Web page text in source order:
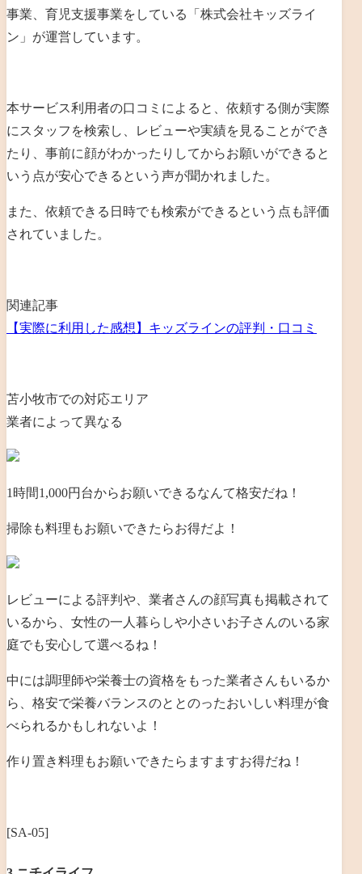
事業、育児支援事業を している「 株式会社キッズライ
ン 」が運営しています。
本サービス利用者の口コミによると、依頼する側が実際
にスタッフを検索し、レビューや実績を見ることができ
たり、事前に顔がわかったりしてからお願いができると
いう点が安心できるという声が聞かれました。
また、依頼できる日時でも検索ができるという点も評価
されていました。
関連記事
【実際に利用した感想】キッズラインの評判・口コミ
苫小牧市での対応エリア
業者によって異なる
1時間1,000円台からお願いできるなんて格安だね！
掃除も料理もお願いできたらお得だよ！
レビューによる評判や、業者さんの顔写真も掲載されて
いるから、女性の一人暮らしや小さいお子さんのいる家
庭でも安心して選べるね！
中には調理師や栄養士の資格をもった業者さんもいるか
ら、格安で栄養バランスのととのったおいしい料理が食
べられるかもしれないよ！
作り置き料理もお願いできたらますますお得だね！
[SA-05]